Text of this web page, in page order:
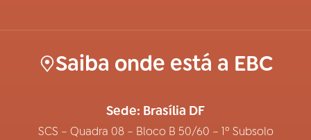
Saiba onde está a EBC
Sede: Brasília DF
SCS – Quadra 08 – Bloco B 50/60 – 1º Subsolo